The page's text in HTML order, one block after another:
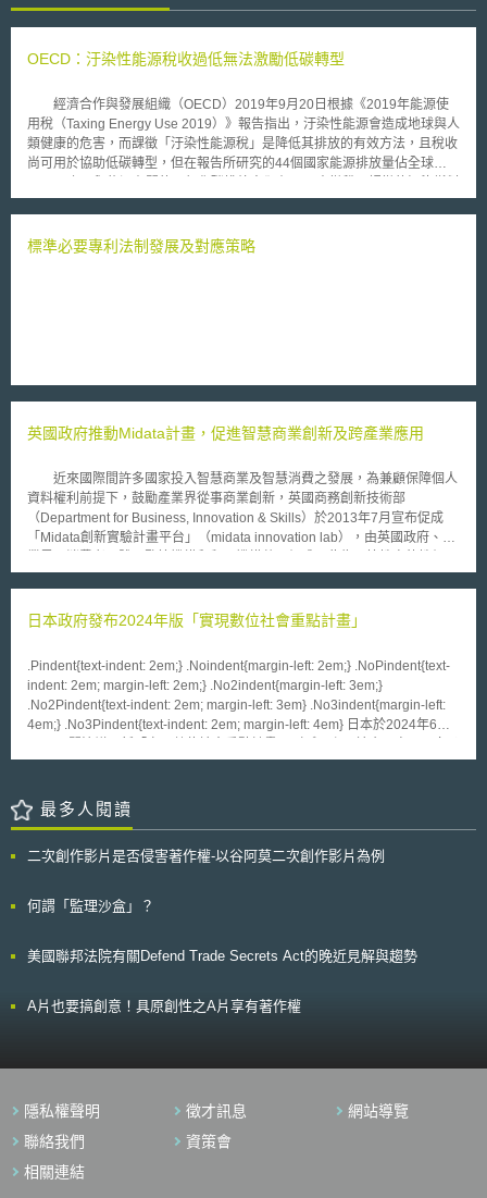
OECD：汙染性能源稅收過低無法激勵低碳轉型
經濟合作與發展組織（OECD）2019年9月20日根據《2019年能源使
用稅（Taxing Energy Use 2019）》報告指出，汙染性能源會造成地球與人
類健康的危害，而課徵「汙染性能源稅」是降低其排放的有效方法，且稅收
尚可用於協助低碳轉型，但在報告所研究的44個國家能源排放量佔全球
稅過低，無法促使其改用較為清潔的能源（cleaner energy），而無法鼓勵
環境損害的成本；煤炭稅在多數國家中幾乎為零，但煤炭的碳排放幾乎佔了
標準必要專利法制發展及對應策略
英國政府推動Midata計畫，促進智慧商業創新及跨產業應用
近來國際間許多國家投入智慧商業及智慧消費之發展，為兼顧保障個人
資料權利前提下，鼓勵產業界從事商業創新，英國商務創新技術部
（Department for Business, Innovation & Skills）於2013年7月宣布促成
「Midata創新實驗計畫平台」（midata innovation lab），由英國政府、企
織，參與之業者/機構於應消費者要求（consumer’s request）情形下，將所
器易讀取形式（electronic, machine readable format）對「我的資料」
英國商務創新技術部係於2011年4月，開始提出所謂「Midata計畫」：
於「更好選擇；更好交易環境；提昇消費者權力」政策（Providing better
information and protection for consumers），宣示推動「Midata計畫」，
作為提昇資訊力量（power of information）重要策略。為積極推動，
privacy impact assessment report）。 為配合上述政策施行，由產業
界、組織、政府機構所共同組成的「Midata創新實驗計畫平台」（midata
innovation lab），已開始展開運作。此平台認為，近來越來越多實務情形
相關權利之前提下，促成產業界積極投入發展，以「我的資料（Midata）創
則共同獲益，將可因應趨勢取得商業先機。 以英國商務創新技術部規
劃政策，前期試行推動先以「核心產業」（core sectors）（金融產業、電
產業領域（non-core sectors），而後也將由現行初期以產業自律性參與計
日本政府發布2024年版「實現數位社會重點計畫」
.Pindent{text-indent: 2em;} .Noindent{margin-left: 2em;} .NoPindent{text-
indent: 2em; margin-left: 2em;} .No2indent{margin-left: 3em;}
.No2Pindent{text-indent: 2em; margin-left: 3em} .No3indent{margin-left:
4em;} .No3Pindent{text-indent: 2em; margin-left: 4em} 日本於2024年6月
た重点計画），作為日本最新數位與資料治理革新之上位政策，以達成實現
人口減少、勞動力不足、產業競爭力下降、災害風險等之課題。 「實現數
位社會重點計畫」自2021年發布第一版起，即以六項願景整合相關政策，
2. 重要領域數位化：資料串連推動醫療、教育、防災、兒童等領域的安全發
數位社會：使所有人都可以體驗數位化服務； 5. 開發與保護數位人力：建
劃推動的320個相關政策，如有醫院急救時共享醫療資訊、電子母子健康手
可信任自由流通（Data Free Flow with Trust）等。 此外，本次更新之計畫
新增「業務、系統、制度三位一體」作為推動架構。其中業務指結合資料與
現數位社會重點計畫的更新可知，日本強調在數位轉型階段中社會整體革新
的企圖，加強政策在業務、系統、制度三個層面的一致性，以在邁向數位社
最多人閱讀
二次創作影片是否侵害著作權-以谷阿莫二次創作影片為例
何謂「監理沙盒」？
美國聯邦法院有關Defend Trade Secrets Act的晚近見解與趨勢
A片也要搞創意！具原創性之A片享有著作權
隱私權聲明 徵才訊息
網站導覽
聯絡我們
資策會
相關連結